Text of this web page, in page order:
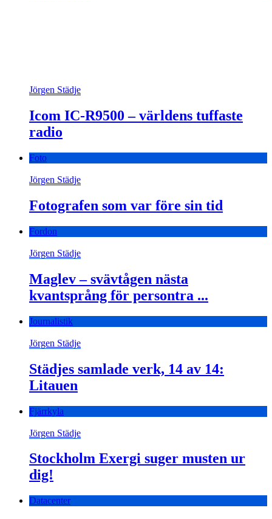
Jörgen Städje
Icom IC-R9500 – världens tuffaste
radio
Foto
Jörgen Städje
Fotografen som var före sin tid
Fordon
Jörgen Städje
Maglev – svävtågen nästa
kvantsprång för persontra ...
Journalistik
Jörgen Städje
Städjes samlade verk, 14 av 14:
Litauen
Fjärrkyla
Jörgen Städje
Stockholm Exergi suger musten ur
dig!
Datacenter